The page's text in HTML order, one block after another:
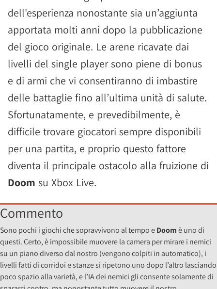
dell'esperienza nonostante sia un’aggiunta
apportata molti anni dopo la pubblicazione
del gioco originale. Le arene ricavate dai
livelli del single player sono piene di bonus
e di armi che vi consentiranno di imbastire
delle battaglie fino all’ultima unità di salute.
Sfortunatamente, e prevedibilmente, è
difficile trovare giocatori sempre disponibili
per una partita, e proprio questo fattore
diventa il principale ostacolo alla fruizione di
Doom su Xbox Live.
Commento
Sono pochi i giochi che sopravvivono al tempo eDoomè uno di
questi. Certo, è impossibile muovere la camera per mirare i nemici
su un piano diverso dal nostro (vengono colpiti in automatico), i
livelli fatti di corridoi e stanze si ripetono uno dopo l’altro lasciando
poco spazio alla varietà, e l’IA dei nemici gli consente solamente di